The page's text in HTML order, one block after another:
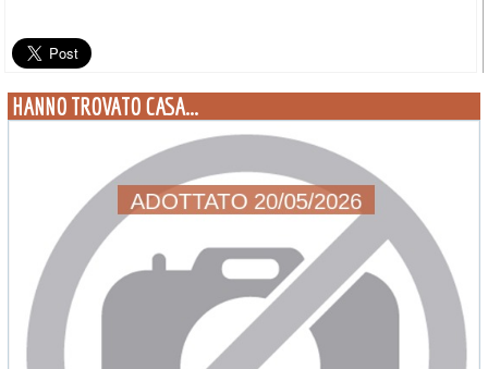
HANNO TROVATO CASA...